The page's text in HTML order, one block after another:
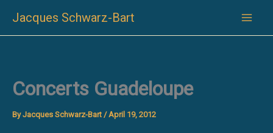
Jacques Schwarz-Bart
Concerts Guadeloupe
ByJacques Schwarz-Bart /April 19, 2012